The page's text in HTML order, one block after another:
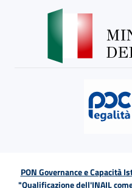
PON Governance e Capacità
"Qualificazione dell'INAIL